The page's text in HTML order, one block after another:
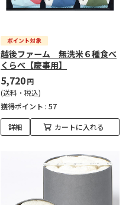
越後ファーム 無洗米６種食べ
くらべ【慶事用】
5,720円
(送料・税込)
獲得ポイント : 57
詳細 カートに入れる